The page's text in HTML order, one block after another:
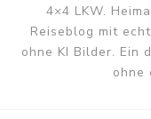
4×4 LKW.
Reiseblog mit
ohne KI Bilder. Ein
ohne